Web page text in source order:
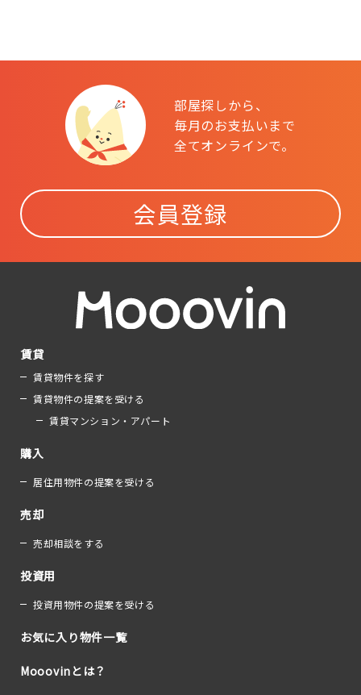
部屋探しから、
毎月のお支払いまで
全てオンラインで。
会員登録
賃貸
賃貸物件を探す
賃貸物件の提案を受ける
賃貸マンション・アパート
購入
居住用物件の提案を受ける
売却
売却相談をする
投資用
投資用物件の提案を受ける
お気に入り物件一覧
Mooovinとは？